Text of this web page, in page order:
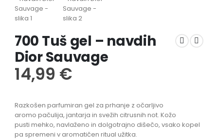
700 Tuš gel – navdih
Dior Sauvage
14,99 €
Razkošen parfumiran gel za prhanje z očarljivo
aromo pačulija, jantarja in svežih citrusnih not. Kožo
pusti mehko, navlaženo in dolgotrajno dišečo, vsako kopel
pa spremeni v aromatičen ritual užitka.